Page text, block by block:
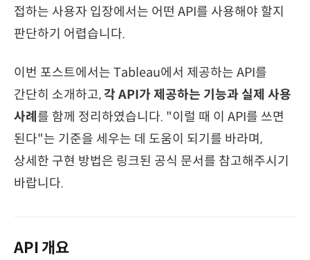
접하는 사용자 입장에서는 어떤 API를 사용해야 할지
판단하기 어렵습니다.
이번 포스트에서는 Tableau에서 제공하는 API를
간단히 소개하고,각 API가 제공하는 기능과 실제 사용
사례 를 함께 정리하였습니다. "이럴 때 이 API를 쓰면
된다"는 기준을 세우는 데 도움이 되기를 바라며,
상세한 구현 방법은 링크된 공식 문서를 참고해주시기
바랍니다.
API 개요